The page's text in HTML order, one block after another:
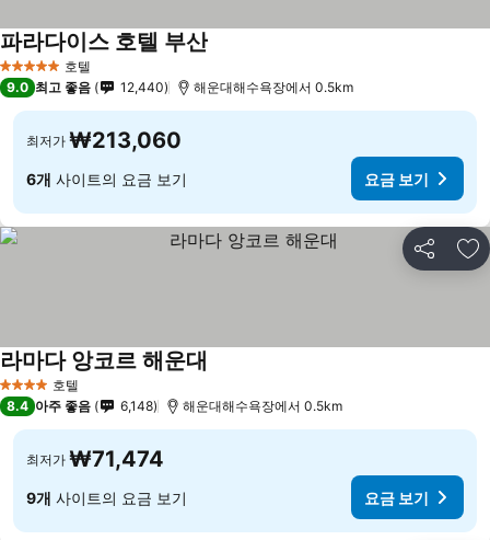
5 성급 호텔
파라다이스 호텔 부산
9.0 최고 좋음 12,440 해운대해수욕장에서 0.5km
최저가 ₩213,060
6개 사이트의 요금 보기 요금 보기
공유 즐
4 성급 호텔
라마다 앙코르 해운대
8.4 아주 좋음 6,148 해운대해수욕장에서 0.5km
최저가 ₩71,474
9개 사이트의 요금 보기 요금 보기